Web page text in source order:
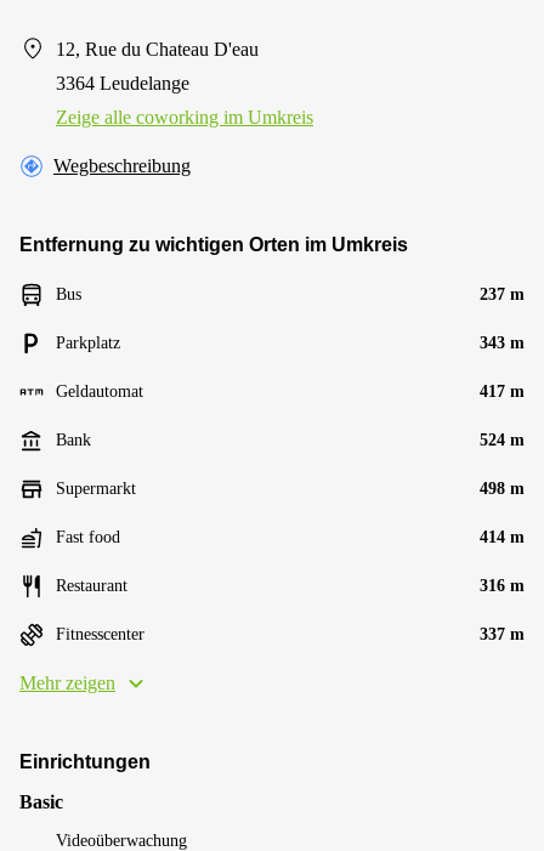
12, Rue du Chateau D'eau
3364 Leudelange
Zeige alle сoworking im Umkreis
Wegbeschreibung
Entfernung zu wichtigen Orten im Umkreis
Bus 237 m
Parkplatz 343 m
Geldautomat 417 m
Bank 524 m
Supermarkt 498 m
Fast food 414 m
Restaurant 316 m
Fitnesscenter 337 m
Mehr zeigen
Einrichtungen
Basic
Videoüberwachung